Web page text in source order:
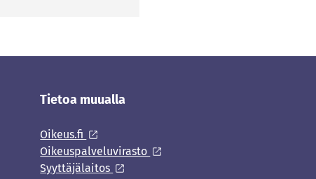
Tietoa muualla
Oikeus.fi
Oikeuspalveluvirasto
Syyttäjälaitos